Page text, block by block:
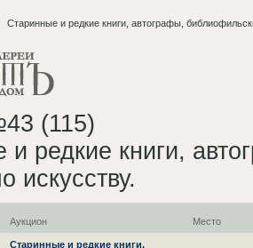
Старинные и редкие книги, автографы,
(115)
и редкие книги,
искусству.
Аукцион Место
Старинные и редкие книги,